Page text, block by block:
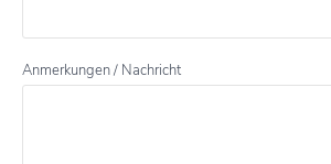
Anmerkungen / Nachricht